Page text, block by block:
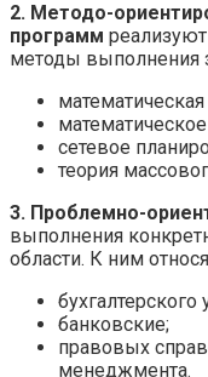
2. Методо-
программ
методы выполнения
математическая
сетевое
теория
3. Проблемно-
выполнения
области. К ним
бухгалтерского
банковские;
правовых
менеджмента.